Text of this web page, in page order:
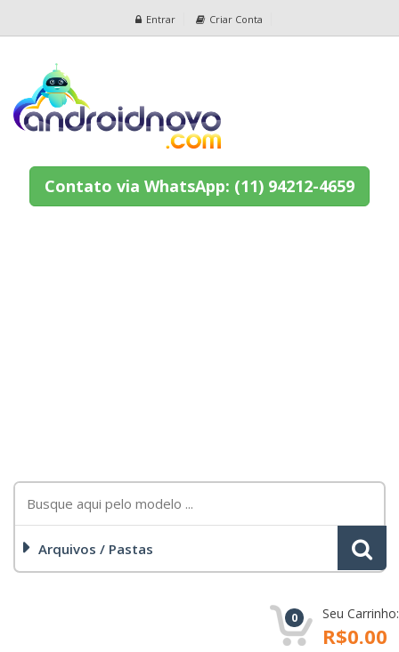
Entrar Criar Conta
Contato via WhatsApp: (11) 94212-4659
Arquivos / Pastas
0 Seu Carrinho:
R$0.00